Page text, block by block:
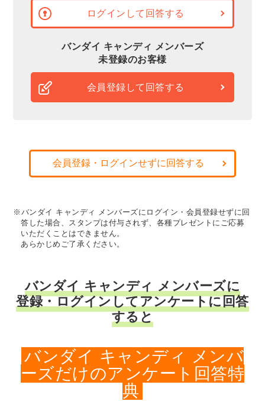
ログインして回答する
バンダイ キャンディ メンバーズ
未登録のお客様
会員登録して回答する
会員登録・ログインせずに回答する
※バンダイ キャンディ メンバーズにログイン・会員登録せずに回
答した場合、スタンプは付与されず、各種プレゼントにご応募
いただくことはできません。
あらかじめご了承ください。
バンダイ キャンディ メンバーズに
登録・ログインしてアンケートに回答
すると
バンダイ キャンディ メンバ
ーズだけのアンケート回答特
典